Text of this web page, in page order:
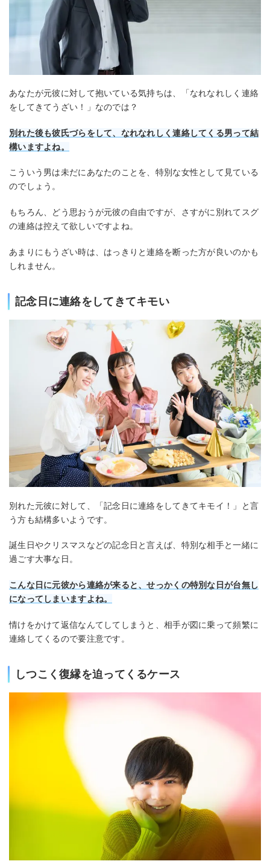
あなたが元彼に対して抱いている気持ちは、「なれなれしく連絡
をしてきてうざい！」なのでは？
別れた後も彼氏づらをして、なれなれしく連絡してくる男って結
構いますよね。
こういう男は未だにあなたのことを、特別な女性として見ている
のでしょう。
もちろん、どう思おうが元彼の自由ですが、さすがに別れてスグ
の連絡は控えて欲しいですよね。
あまりにもうざい時は、はっきりと連絡を断った方が良いのかも
しれません。
記念日に連絡をしてきてキモい
別れた元彼に対して、「記念日に連絡をしてきてキモイ！」と言
う方も結構多いようです。
誕生日やクリスマスなどの記念日と言えば、特別な相手と一緒に
過ごす大事な日。
こんな日に元彼から連絡が来ると、せっかくの特別な日が台無し
になってしまいますよね。
情けをかけて返信なんてしてしまうと、相手が図に乗って頻繁に
連絡してくるので要注意です。
しつこく復縁を迫ってくるケース